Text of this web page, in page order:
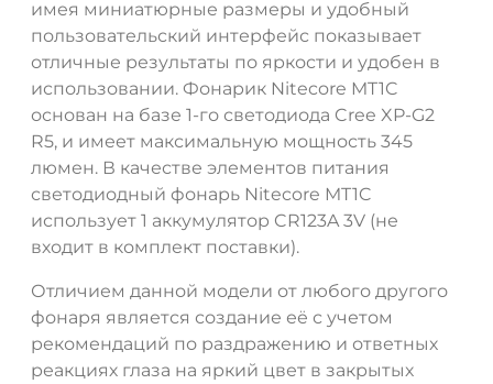
имея миниатюрные размеры и удобный
пользовательский интерфейс показывает
отличные результаты по яркости и удобен в
использовании. Фонарик Nitecore MT1C
основан на базе 1-го светодиода Cree XP-G2
R5, и имеет максимальную мощность 345
люмен. В качестве элементов питания
светодиодный фонарь Nitecore MT1C
использует 1 аккумулятор CR123A 3V (не
входит в комплект поставки).
Отличием данной модели от любого другого
фонаря является создание её с учетом
рекомендаций по раздражению и ответных
реакциях глаза на яркий цвет в закрытых